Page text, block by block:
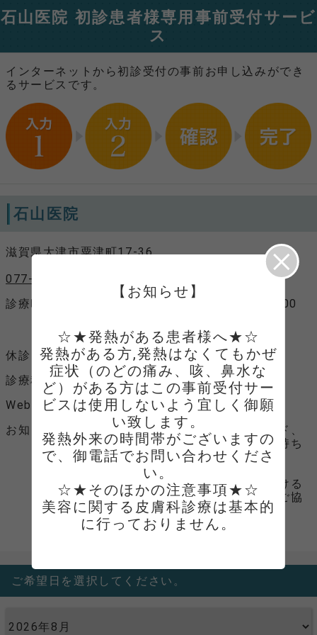
石山医院 初診患者様専用事前受付サービ
ス
インターネットから初診受付の事前お申し込みができ
るサービスです。
石山医院
滋賀県大津市粟津町17-36
077-537-2079
診療時間
月、水、木、金、土 9：00～11：00
月、水、金 17：00～19：00
休診日
火曜、日曜、祝日
診療科目
内科、循環器内科、皮フ科
Webサイト
Webサイトへ
お知らせ
ご来院時には、マイナンバーカード、
資格確認証、医療証各種などをお持ち
ください。
健康診断の結果等をお持ちいただける
と診察がスムーズになりますのでご協
力お願いいたします。
ご希望日を選択してください。
【お知らせ】
☆★発熱がある患者様へ★☆
発熱がある方,発熱はなくてもかぜ
症状（のどの痛み、咳、鼻水な
ど）がある方はこの事前受付サー
ビスは使用しないよう宜しく御願
い致します。
発熱外来の時間帯がございますの
で、御電話でお問い合わせくださ
い。
☆★そのほかの注意事項★☆
美容に関する皮膚科診療は基本的
に行っておりません。
ことはおやめください。
お電話でのお問い合わせをお願い
電話連絡をすることがあります。